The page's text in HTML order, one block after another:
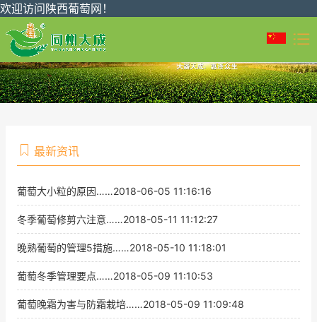
欢迎访问陕西葡萄网！
最新资讯
葡萄大小粒的原因……2018-06-05 11:16:16
葡萄大小粒的原因
冬季葡萄修剪六注意……2018-05-11 11:12:27
冬季葡萄修剪六注意
晚熟葡萄的管理5措施……2018-05-10 11:18:01
晚熟葡萄的管理5措施
葡萄冬季管理要点……2018-05-09 11:10:53
葡萄冬季管理要点
葡萄晚霜为害与防霜栽培……2018-05-09 11:09:48